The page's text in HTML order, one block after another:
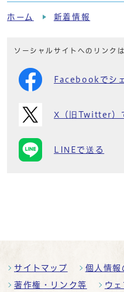
ホーム 新着情報
ソーシャルサイトへのリンク
Facebookでシ
X（旧Twitter）
LINEで送る
サイトマップ 個人情報
著作権・リンク等 ウ